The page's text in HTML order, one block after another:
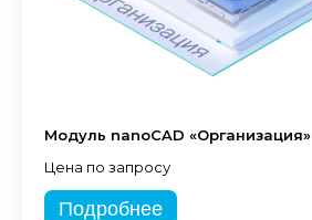
Модуль nanoCAD «Организация»
Цена по запросу
Подробнее